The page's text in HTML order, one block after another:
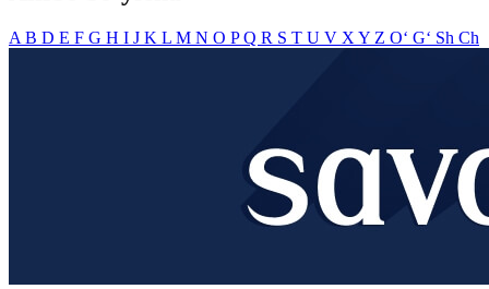
A B D E F G H I J K L M N O PQ R S T U V X Y Z O‘ G‘ Sh Ch